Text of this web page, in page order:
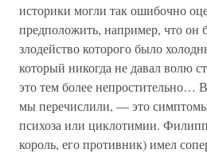
историки могли так ошибочно
предположить, например, что он
злодейство которого было
который никогда не давал волю
это тем более непростительно…
мы перечислили, — это
психоза или циклотимии.
король, его противник) имел